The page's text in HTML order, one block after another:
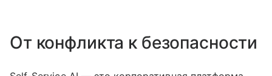
От конфликта к безопасности